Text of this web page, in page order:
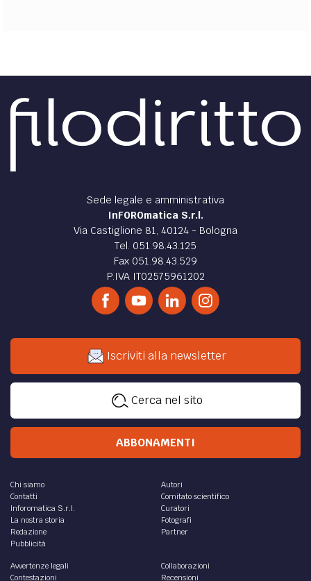
Sede legale e amministrativa
InFOROmatica S.r.l.
Via Castiglione 81, 40124 - Bologna
Tel. 051.98.43.125
Fax 051.98.43.529
P.IVA IT02575961202
Iscriviti alla newsletter
Cerca nel sito
ABBONAMENTI
Chi siamo
Contatti
Inforomatica S.r.l.
La nostra storia
Redazione
Pubblicità
Autori
Comitato scientifico
Curatori
Fotografi
Partner
Avvertenze legali
Contestazioni
Collaborazioni
Recensioni